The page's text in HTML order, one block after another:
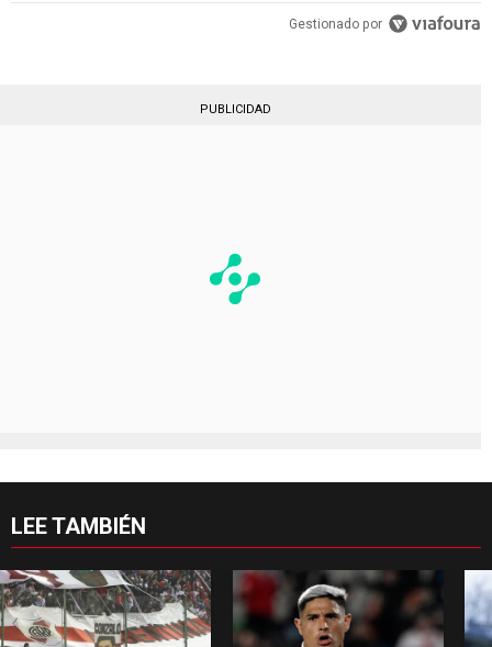
Gestionado por
PUBLICIDAD
LEE TAMBIÉN